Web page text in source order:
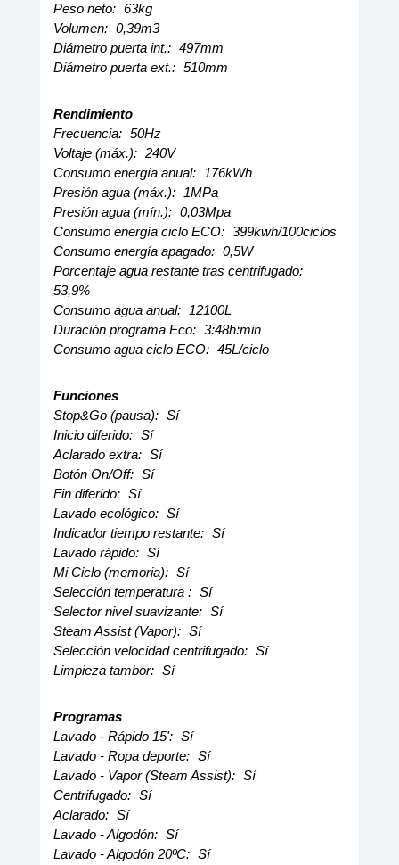
Peso neto: 63kg
Volumen: 0,39m3
Diámetro puerta int.: 497mm
Diámetro puerta ext.: 510mm
Rendimiento
Frecuencia: 50Hz
Voltaje (máx.): 240V
Consumo energía anual: 176kWh
Presión agua (máx.): 1MPa
Presión agua (mín.): 0,03Mpa
Consumo energía ciclo ECO: 399kwh/100ciclos
Consumo energía apagado: 0,5W
Porcentaje agua restante tras centrifugado:
53,9%
Consumo agua anual: 12100L
Duración programa Eco: 3:48h:min
Consumo agua ciclo ECO: 45L/ciclo
Funciones
Stop&Go (pausa): Sí
Inicio diferido: Sí
Aclarado extra: Sí
Botón On/Off: Sí
Fin diferido: Sí
Lavado ecológico: Sí
Indicador tiempo restante: Sí
Lavado rápido: Sí
Mi Ciclo (memoria): Sí
Selección temperatura : Sí
Selector nivel suavizante: Sí
Steam Assist (Vapor): Sí
Selección velocidad centrifugado: Sí
Limpieza tambor: Sí
Programas
Lavado - Rápido 15': Sí
Lavado - Ropa deporte: Sí
Lavado - Vapor (Steam Assist): Sí
Centrifugado: Sí
Aclarado: Sí
Lavado - Algodón: Sí
Lavado - Algodón 20ºC: Sí